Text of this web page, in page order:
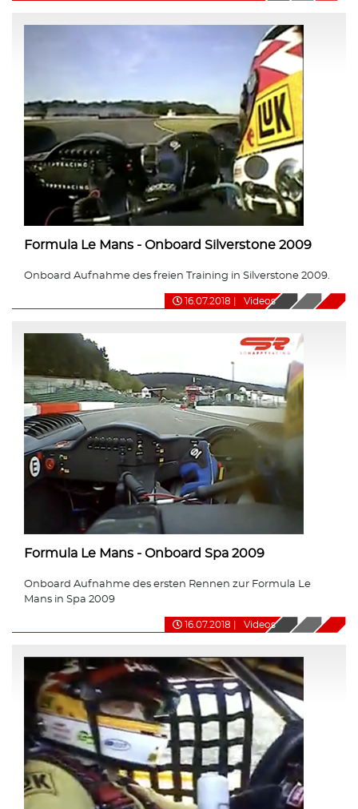
Formula Le Mans - Onboard Silverstone 2009
Onboard Aufnahme des freien Training in Silverstone 2009.
16.07.2018 Videos
Formula Le Mans - Onboard Spa 2009
Onboard Aufnahme des ersten Rennen zur Formula Le
Mans in Spa 2009
16.07.2018 Videos